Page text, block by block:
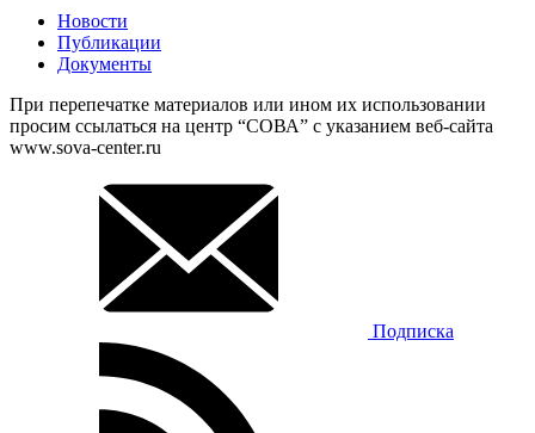
Новости
Публикации
Документы
При перепечатке материалов или ином их использовании
просим ссылаться на центр “СОВА” с указанием веб-сайта
www.sova-center.ru
Подписка